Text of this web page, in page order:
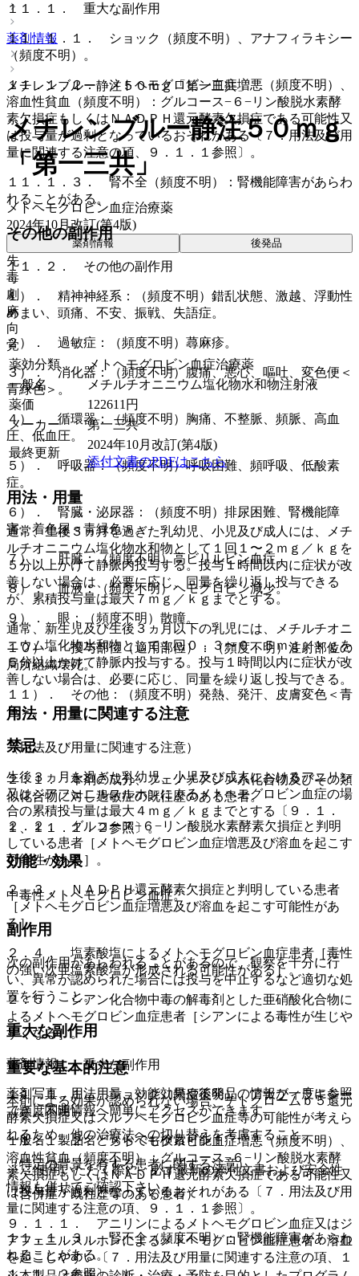
１１．１． 重大な副作用
１１．１．１． ショック（頻度不明）、アナフィラキシー
（頻度不明）。
１１．１．２． メトヘモグロビン血症増悪（頻度不明）、
溶血性貧血（頻度不明）：グルコース−６−リン酸脱水素酵
素欠損症もしくはＮＡＤＰＨ還元酵素欠損症である可能性又
は投与量が過剰となっているおそれがある〔７．用法及び用
量に関連する注意の項、９．１．１参照〕。
１１．１．３． 腎不全（頻度不明）：腎機能障害があらわ
れることがある。
その他の副作用
１１．２． その他の副作用
１）． 精神神経系：（頻度不明）錯乱状態、激越、浮動性
めまい、頭痛、不安、振戦、失語症。
２）． 過敏症：（頻度不明）蕁麻疹。
３）． 消化器：（頻度不明）腹痛、悪心、嘔吐、変色便＜
青緑色＞。
４）． 循環器：（頻度不明）胸痛、不整脈、頻脈、高血
圧、低血圧。
５）． 呼吸器：（頻度不明）呼吸困難、頻呼吸、低酸素
症。
６）． 腎臓・泌尿器：（頻度不明）排尿困難、腎機能障
害、着色尿＜青緑色＞。
７）． 肝臓：（頻度不明）高ビリルビン血症。
８）． 血液：（頻度不明）ヘモグロビン減少。
９）． 眼：（頻度不明）散瞳。
１０）． 投与部位（適用部位）：（頻度不明）注射部位の
局所組織壊死。
１１）． その他：（頻度不明）発熱、発汗、皮膚変色＜青
色＞。
禁忌
２．１． 本剤の成分、フェノチアジン系化合物及びその類
似化合物に対し過敏症の既往歴のある患者。
２．２． グルコース−６−リン酸脱水素酵素欠損症と判明
している患者［メトヘモグロビン血症増悪及び溶血を起こす
可能性がある］。
２．３． ＮＡＤＰＨ還元酵素欠損症と判明している患者
［メトヘモグロビン血症増悪及び溶血を起こす可能性があ
る］。
２．４． 塩素酸塩によるメトヘモグロビン血症患者［毒性
の強い次亜塩素酸塩が形成される可能性がある］。
２．５． シアン化合物中毒の解毒剤とした亜硝酸化合物に
よるメトヘモグロビン血症患者［シアンによる毒性が生じや
すくなる］。
重要な基本的注意
本剤による効果が認められない場合、チトクロームｂ５還元
酵素欠損症又はスルフヘモグロビン血症等の可能性が考えら
れるため、他の治療法への切り替えを考慮すること。
（特定の背景を有する患者に関する注意）
（合併症・既往歴等のある患者）
９．１．１． アニリンによるメトヘモグロビン血症又はジ
アフェニルスルホンによるメトヘモグロビン血症患者：溶血
を起こしやすい〔７．用法及び用量に関連する注意の項、１
薬剤情報
メチレンブルー静注５０ｍｇ「第一三共」
メチレンブルー静注５０ｍｇ
「第一三共」
メトヘモグロビン血症治療薬
2024年10月改訂(第4版)
薬剤情報 後発品
先
毒
劇
麻
向
覚
薬効分類
メトヘモグロビン血症治療薬
一般名
メチルチオニニウム塩化物水和物注射液
薬価
122611 円
メーカー
第一三共
最終更新
2024年10月改訂(第4版)
添付文書のPDFはこちら
用法・用量
通常、生後３ヵ月を過ぎた乳幼児、小児及び成人には、メチ
ルチオニニウム塩化物水和物として１回１〜２ｍｇ／ｋｇを
５分以上かけて静脈内投与する。投与１時間以内に症状が改
善しない場合は、必要に応じ、同量を繰り返し投与できる
が、累積投与量は最大７ｍｇ／ｋｇまでとする。
通常、新生児及び生後３ヵ月以下の乳児には、メチルチオニ
ニウム塩化物水和物として１回０．３〜０．５ｍｇ／ｋｇを
５分以上かけて静脈内投与する。投与１時間以内に症状が改
善しない場合は、必要に応じ、同量を繰り返し投与できる。
用法・用量に関連する注意
（用法及び用量に関連する注意）
生後３ヵ月を過ぎた乳幼児、小児及び成人におけるアニリン
又はジアフェニルスルホンによるメトヘモグロビン血症の場
合の累積投与量は最大４ｍｇ／ｋｇまでとする〔９．１．
１、１１．１．２参照〕。
効能・効果
中毒性メトヘモグロビン血症。
副作用
次の副作用があらわれることがあるので、観察を十分に行
い、異常が認められた場合には投与を中止するなど適切な処
置を行うこと。
重大な副作用
１１．１． 重大な副作用
１１．１．１． ショック（頻度不明）、アナフィラキシー
（頻度不明）。
１１．１．２． メトヘモグロビン血症増悪（頻度不明）、
溶血性貧血（頻度不明）：グルコース−６−リン酸脱水素酵
素欠損症もしくはＮＡＤＰＨ還元酵素欠損症である可能性又
は投与量が過剰となっているおそれがある〔７．用法及び用
量に関連する注意の項、９．１．１参照〕。
１１．１．３． 腎不全（頻度不明）：腎機能障害があらわ
れることがある。
薬剤情報
薬剤写真、用法用量、効能効果や後発品の情報が一度に参照
でき、関連情報へ簡単にアクセスができます。
一般名、製品名どちらでも検索可能！
※ ご使用いただく際に、必ず最新の添付文書および安全性
情報も併せてご確認下さい。